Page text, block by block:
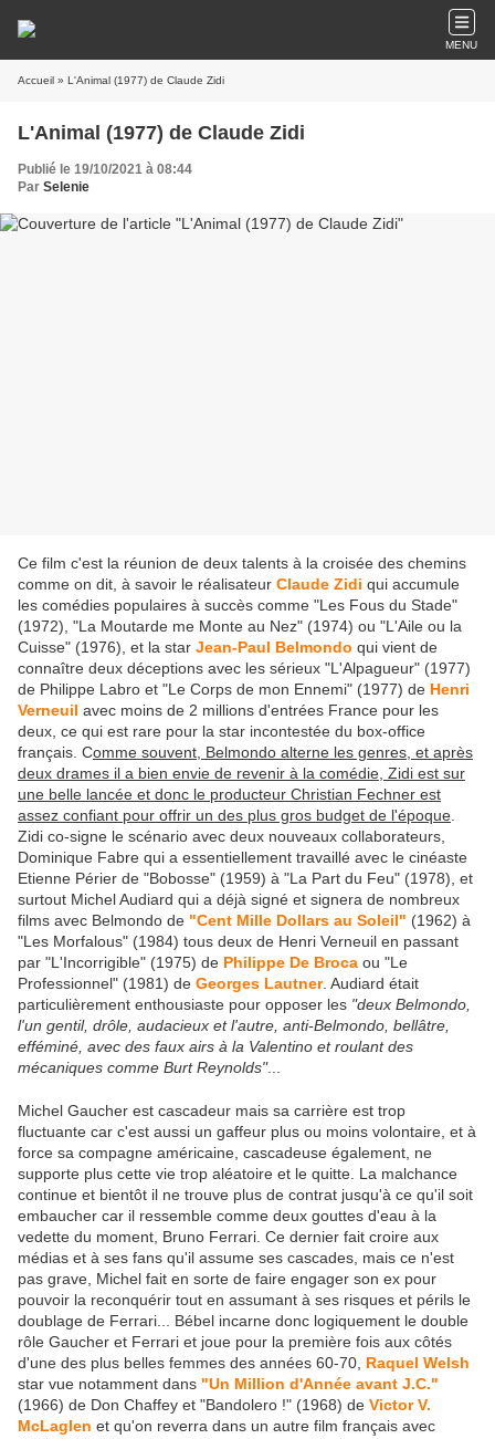
MENU
Accueil » L'Animal (1977) de Claude Zidi
L'Animal (1977) de Claude Zidi
Publié le 19/10/2021 à 08:44
Par Selenie
Ce film c'est la réunion de deux talents à la croisée des chemins
comme on dit, à savoir le réalisateur Claude Zidi qui accumule
les comédies populaires à succès comme "Les Fous du Stade"
(1972), "La Moutarde me Monte au Nez" (1974) ou "L'Aile ou la
Cuisse" (1976), et la star Jean-Paul Belmondo qui vient de
connaître deux déceptions avec les sérieux "L'Alpagueur" (1977)
de Philippe Labro et "Le Corps de mon Ennemi" (1977) de Henri
Verneuil avec moins de 2 millions d'entrées France pour les
deux, ce qui est rare pour la star incontestée du box-office
français. Comme souvent, Belmondo alterne les genres, et après
deux drames il a bien envie de revenir à la comédie, Zidi est sur
une belle lancée et donc le producteur Christian Fechner est
assez confiant pour offrir un des plus gros budget de l'époque
Zidi co-signe le scénario avec deux nouveaux collaborateurs,
Dominique Fabre qui a essentiellement travaillé avec le cinéaste
Etienne Périer de "Bobosse" (1959) à "La Part du Feu" (1978), et
surtout Michel Audiard qui a déjà signé et signera de nombreux
films avec Belmondo de "Cent Mille Dollars au Soleil" (1962) à
"Les Morfalous" (1984) tous deux de Henri Verneuil en passant
par "L'Incorrigible" (1975) de Philippe De Broca ou "Le
Professionnel" (1981) de Georges Lautner. Audiard était
particulièrement enthousiaste pour opposer les "deux Belmondo,
l'un gentil, drôle, audacieux et l'autre, anti-Belmondo, bellâtre,
efféminé, avec des faux airs à la Valentino et roulant des
mécaniques comme Burt Reynolds"...
Michel Gaucher est cascadeur mais sa carrière est trop
fluctuante car c'est aussi un gaffeur plus ou moins volontaire, et à
force sa compagne américaine, cascadeuse également, ne
supporte plus cette vie trop aléatoire et le quitte. La malchance
continue et bientôt il ne trouve plus de contrat jusqu'à ce qu'il soit
embaucher car il ressemble comme deux gouttes d'eau à la
vedette du moment, Bruno Ferrari. Ce dernier fait croire aux
médias et à ses fans qu'il assume ses cascades, mais ce n'est
pas grave, Michel fait en sorte de faire engager son ex pour
pouvoir la reconquérir tout en assumant à ses risques et périls le
doublage de Ferrari... Bébel incarne donc logiquement le double
rôle Gaucher et Ferrari et joue pour la première fois aux côtés
d'une des plus belles femmes des années 60-70, Raquel Welsh
star vue notamment dans "Un Million d'Année avant J.C."
(1966) de Don Chaffey et "Bandolero !" (1968) de Victor V.
McLaglen et qu'on reverra dans un autre film français avec